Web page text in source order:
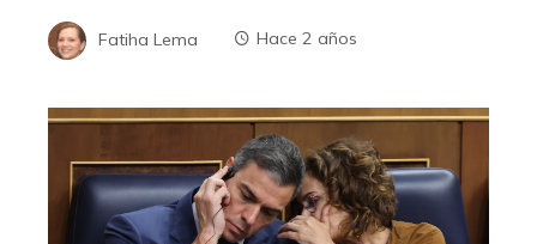
Fatiha Lema Hace 2 años